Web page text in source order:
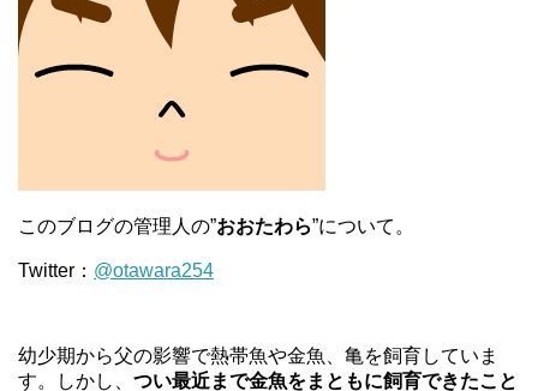
このブログの管理人の”おおたわら”について。
Twitter： @otawara254
幼少期から父の影響で熱帯魚や金魚、亀を飼育していま
す。しかし、 つい最近まで金魚をまともに飼育できたこと